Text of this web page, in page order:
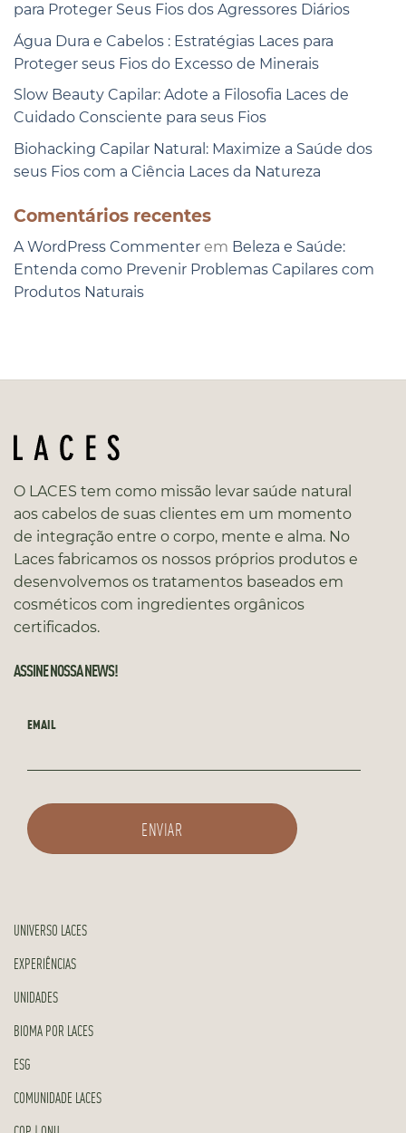
para Proteger Seus Fios dos Agressores Diários
Água Dura e Cabelos : Estratégias Laces para
Proteger seus Fios do Excesso de Minerais
Slow Beauty Capilar: Adote a Filosofia Laces de
Cuidado Consciente para seus Fios
Biohacking Capilar Natural: Maximize a Saúde dos
seus Fios com a Ciência Laces da Natureza
Comentários recentes
A WordPress Commenter em Beleza e Saúde:
Entenda como Prevenir Problemas Capilares com
Produtos Naturais
O LACES tem como missão levar saúde natural
aos cabelos de suas clientes em um momento
de integração entre o corpo, mente e alma. No
Laces fabricamos os nossos próprios produtos e
desenvolvemos os tratamentos baseados em
cosméticos com ingredientes orgânicos
certificados.
ASSINE NOSSA NEWS!
EMAIL
UNIVERSO LACES
EXPERIÊNCIAS
UNIDADES
BIOMA POR LACES
ESG
COMUNIDADE LACES